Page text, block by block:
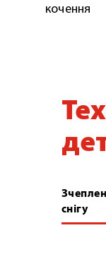
кочення
снігу